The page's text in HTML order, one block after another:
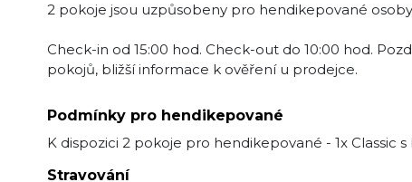
2 pokoje jsou uzpůsobeny pro hendikepované
Check-in od 15:00 hod. Check-out do 10:00 hod.
pokojů, bližší informace k ověření u prodejce.
Podmínky pro hendikepované
K dispozici 2 pokoje pro hendikepované - 1x Classic
Stravování